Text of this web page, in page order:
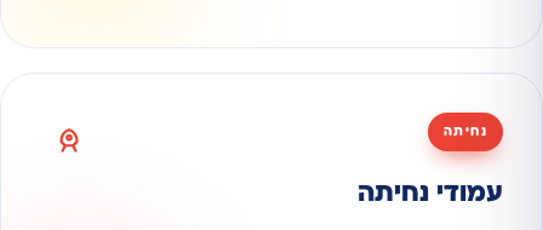
נחיתה
עמודי נחיתה